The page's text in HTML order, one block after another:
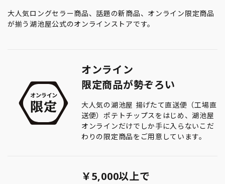
大人気ロングセラー商品、話題の新商品、オンライン限定商品
が揃う湖池屋公式のオンラインストアです。
オンライン
限定商品が勢ぞろい
大人気の湖池屋 揚げたて直送便（工場直
送便）ポテトチップスをはじめ、湖池屋
オンラインだけでしか手に入らないこだ
わりの限定商品をご用意しています。
￥5,000以上で